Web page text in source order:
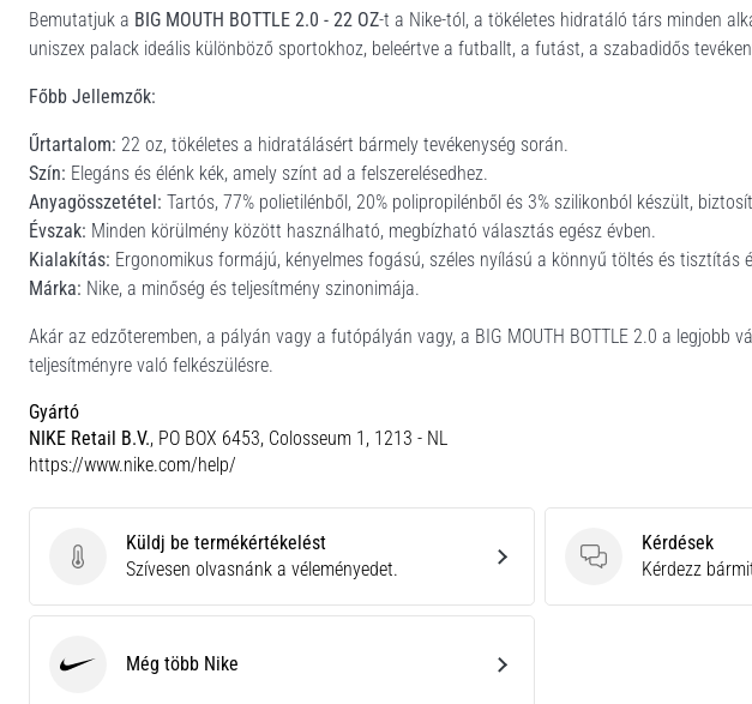
Bemutatjuk a BIG MOUTH BOTTLE 2.0 - 22 OZ-t a Nike-tól, a tökéletes hidratáló társ minden
uniszex palack ideális különböző sportokhoz, beleértve a futballt, a futást, a szabadidős
Főbb Jellemzők:
Űrtartalom: 22 oz, tökéletes a hidratálásért bármely tevékenység során.
Szín: Elegáns és élénk kék, amely színt ad a felszerelésedhez.
Anyagösszetétel: Tartós, 77% polietilénből, 20% polipropilénből és 3% szilikonból készült,
Évszak: Minden körülmény között használható, megbízható választás egész évben.
Kialakítás: Ergonomikus formájú, kényelmes fogású, széles nyílású a könnyű töltés és tisztítás
Márka: Nike, a minőség és teljesítmény szinonimája.
Akár az edzőteremben, a pályán vagy a futópályán vagy, a BIG MOUTH BOTTLE 2.0 a legjobb
teljesítményre való felkészülésre.
Gyártó
NIKE Retail B.V., PO BOX 6453, Colosseum 1, 1213 - NL
https://www.nike.com/help/
Küldj be termékértékelést
Küldj be termékértékelést
Szívesen olvasnánk a véleményedet.
Kérdések
Kérdések
Kérdezz
Még több Nike